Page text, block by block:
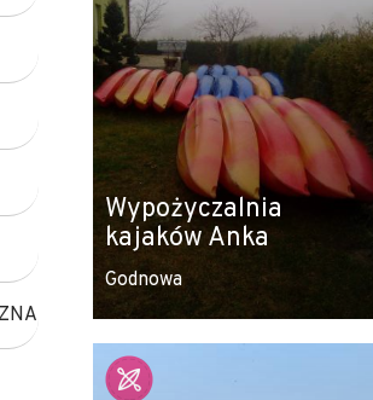
Wypożyczalnia
kajaków Anka
Godnowa